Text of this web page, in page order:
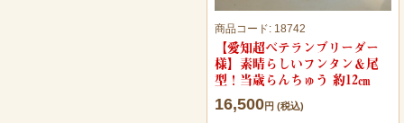
商品コード: 18742
【愛知超ベテランブリーダー
様】素晴らしいフンタン＆尾
型！当歳らんちゅう 約12㎝
16,500円 (税込)